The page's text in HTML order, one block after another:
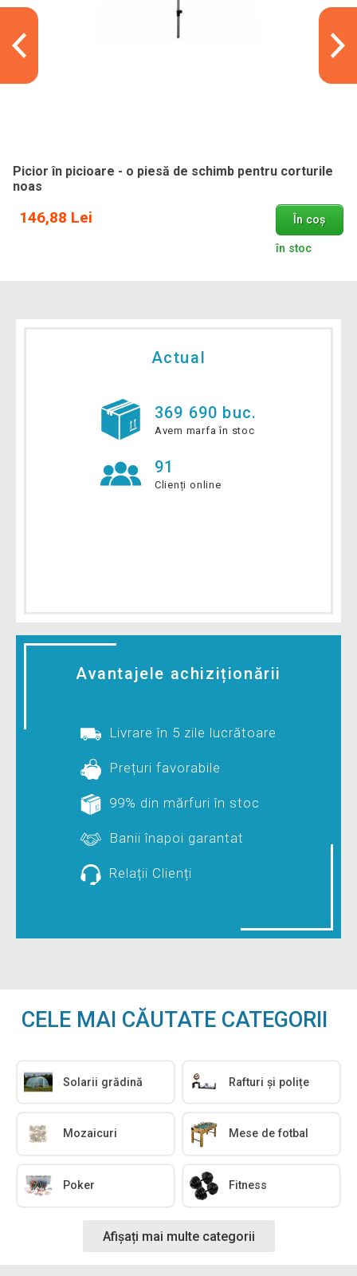
Picior în picioare - o piesă de schimb pentru corturile
noas
146,88 Lei În coș
în stoc
Actual
369 690 buc.
Avem marfa în stoc
91
Clienți online
Avantajele achiziționării
Livrare în 5 zile lucrătoare
Prețuri favorabile
99% din mărfuri în stoc
Banii înapoi garantat
Relații Clienți
CELE MAI CĂUTATE CATEGORII
Solarii grădină Rafturi și polițe
Mozaicuri Mese de fotbal
Poker Fitness
Afișați mai multe categorii